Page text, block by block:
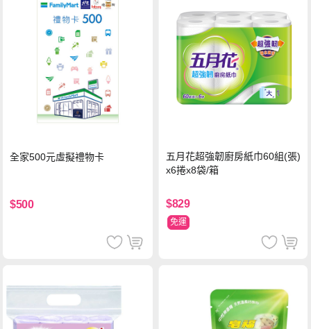
全家500元虛擬禮物卡
$500
五月花超強韌廚房紙巾60組(張)
x6捲x8袋/箱
$829
免運